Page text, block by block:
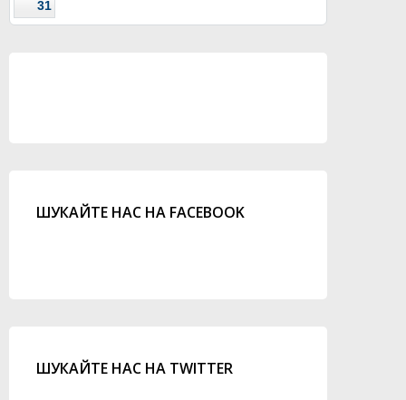
31
ШУКАЙТЕ НАС НА FACEBOOK
ШУКАЙТЕ НАС НА TWITTER